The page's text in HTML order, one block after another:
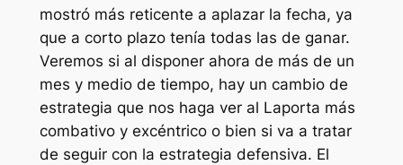
mostró más reticente a aplazar la fecha, ya
que a corto plazo tenía todas las de ganar.
Veremos si al disponer ahora de más de un
mes y medio de tiempo, hay un cambio de
estrategia que nos haga ver al Laporta más
combativo y excéntrico o bien si va a tratar
de seguir con la estrategia defensiva. El